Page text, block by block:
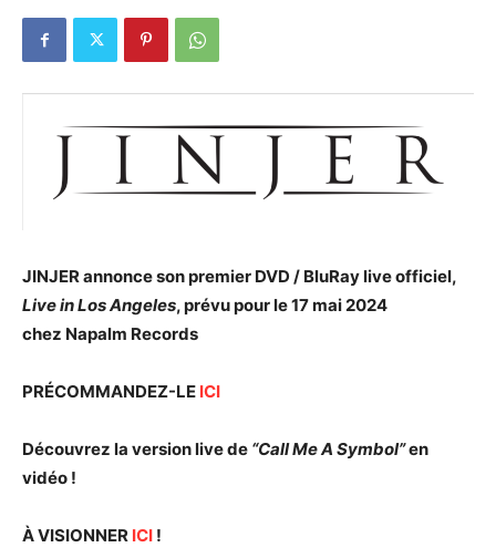
JINJER annonce son premier DVD / BluRay live officiel,
Live in Los Angeles, prévu pour le 17 mai 2024
chez Napalm Records
PRÉCOMMANDEZ-LE ICI
Découvrez la version live de “Call Me A Symbol”en
vidéo !
À VISIONNER ICI !